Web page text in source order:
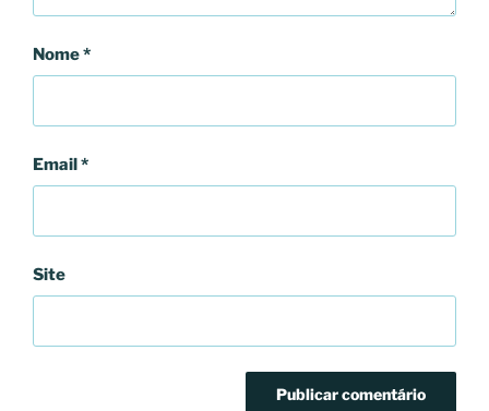
Nome*
Email*
Site